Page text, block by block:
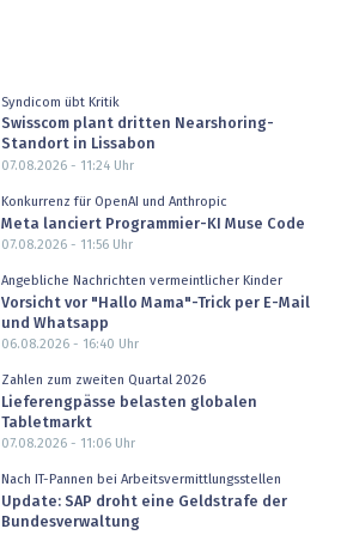
Syndicom übt Kritik
Swisscom plant dritten Nearshoring-
Standort in Lissabon
07.08.2026 - 11:24Uhr
Konkurrenz für OpenAI und Anthropic
Meta lanciert Programmier-KI Muse Code
07.08.2026 - 11:56Uhr
Angebliche Nachrichten vermeintlicher Kinder
Vorsicht vor "Hallo Mama"-Trick per E-Mail
und Whatsapp
06.08.2026 - 16:40 Uhr
Zahlen zum zweiten Quartal 2026
Lieferengpässe belasten globalen
Tabletmarkt
07.08.2026 - 11:06Uhr
Nach IT-Pannen bei Arbeitsvermittlungsstellen
Update: SAP droht eine Geldstrafe der
Bundesverwaltung